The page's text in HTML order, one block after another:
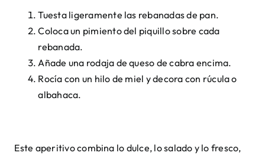
Tuesta ligeramente las rebanadas de pan.
Coloca un pimiento del piquillo sobre cada
rebanada.
Añade una rodaja de queso de cabra encima.
Rocía con un hilo de miel y decora con rúcula o
albahaca.
Este aperitivo combina lo dulce, lo salado y lo fresco,